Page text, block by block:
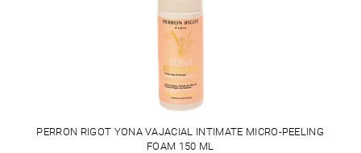
PERRON RIGOT YONA VAJACIAL INTIMATE MICRO-PEELING
FOAM 150 ML